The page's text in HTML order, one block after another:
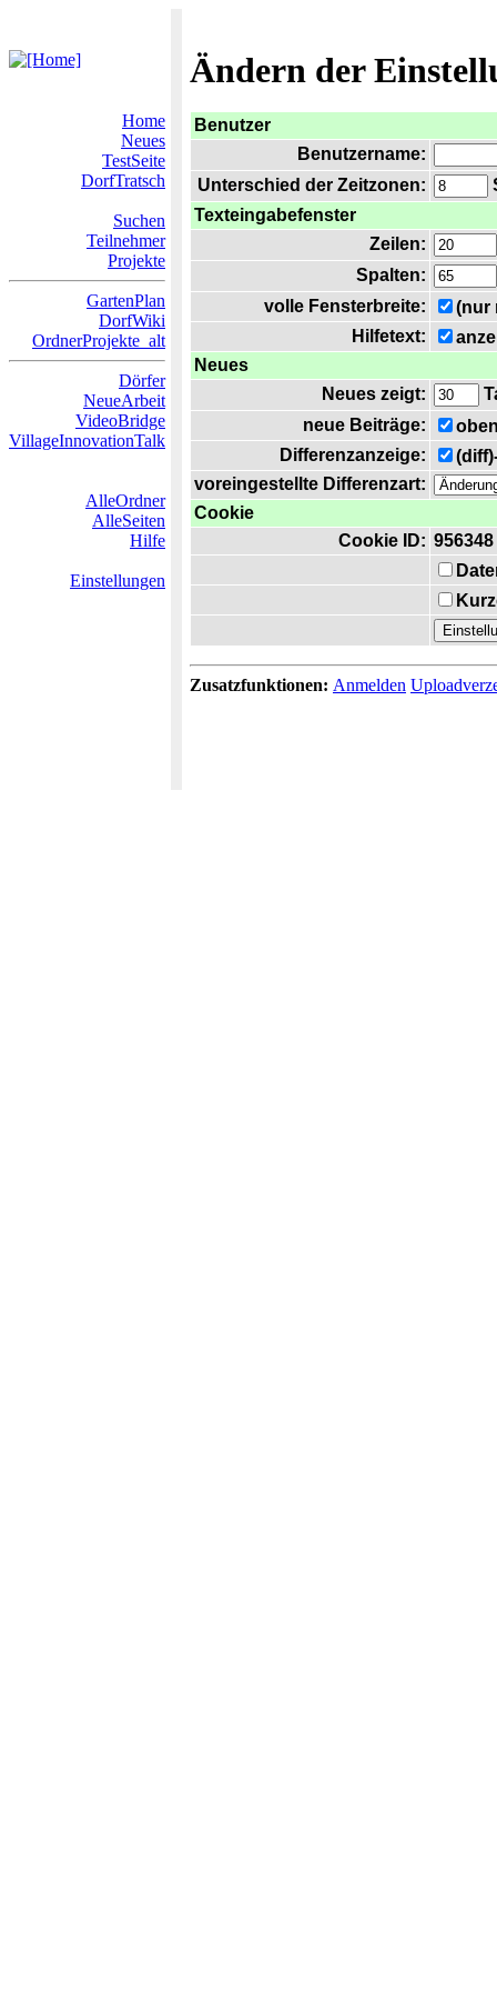
Ändern der
Home
Neues
TestSeite
DorfTratsch
Suchen
Teilnehmer
Projekte
GartenPlan
DorfWiki
OrdnerProjekte_alt
Dörfer
NeueArbeit
VideoBridge
VillageInnovationTalk
AlleOrdner
AlleSeiten
Hilfe
Einstellungen
Benutzer
Benutzername:
Unterschied der Zeitzonen:
Texteingabefenster
Zeilen:
Spalten:
volle Fensterbreite:
(nur
Hilfetext:
Neues
Neues zeigt:
neue Beiträge:
Differenzanzeige:
voreingestellte Differenzart:
Cookie
Cookie ID: 956348
Zusatzfunktionen: Anmelden